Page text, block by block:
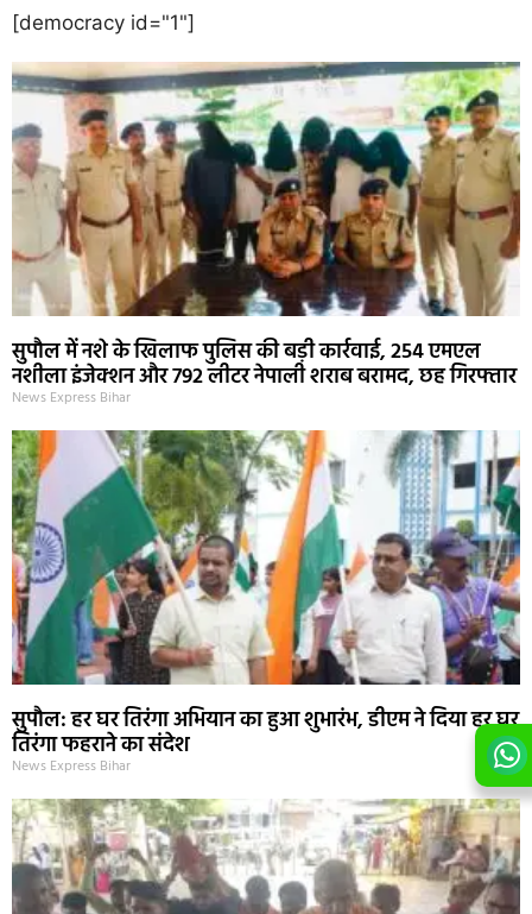
[democracy id="1"]
सुपौल में नशे के खिलाफ पुलिस की बड़ी कार्रवाई, 254 एमएल
नशीला इंजेक्शन और 792 लीटर नेपाली शराब बरामद, छह गिरफ्तार
News Express Bihar
सुपौल: हर घर तिरंगा अभियान का हुआ शुभारंभ, डीएम ने दिया हर घर
तिरंगा फहराने का संदेश
News Express Bihar